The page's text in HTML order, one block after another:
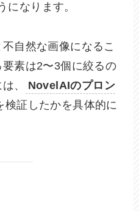
になります。
自然な画像になるこ
素は2〜3個に絞るの
、
NovelAIのプロン
検証したかを具体的に